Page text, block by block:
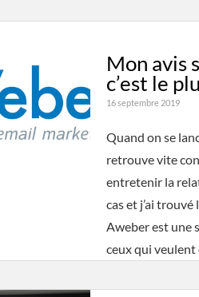
Mon avis
c’est le
16 septembre 2019
Quand on se
retrouve vite
entretenir la
cas et j’ai
Aweber est une
ceux qui